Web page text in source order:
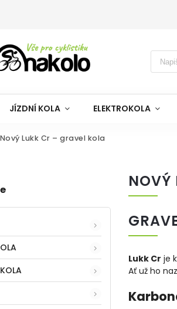
JÍZDNÍ KOLA ELEKTROKOLA
Nový Lukk Cr – gravel kola
NOVÝ
Lukk Cr je
Ať už ho